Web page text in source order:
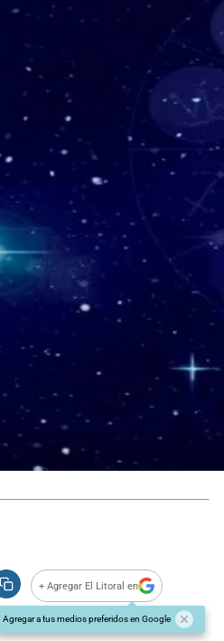
+ Agregar El Litoral en
Agregar a tus medios preferidos en Google